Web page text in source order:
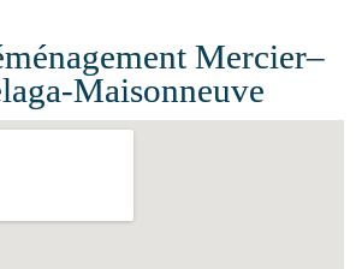
Mercier–
Maisonneuve